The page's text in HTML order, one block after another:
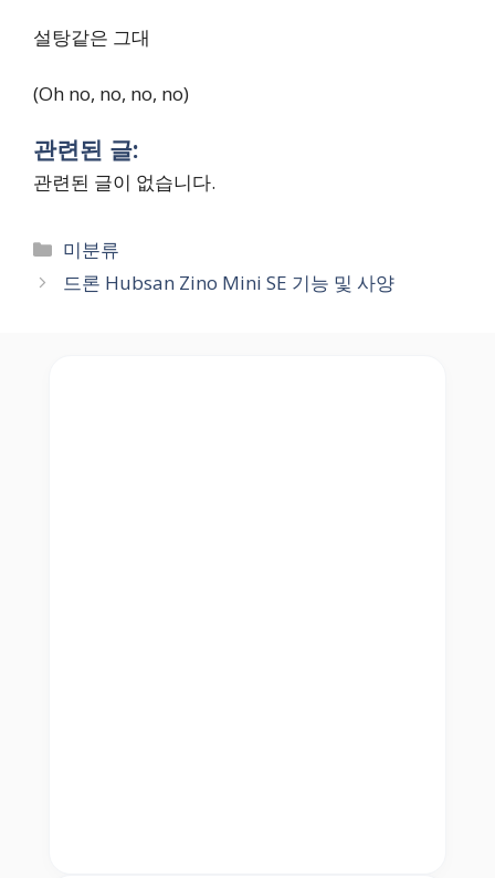
설탕같은 그대
(Oh no, no, no, no)
관련된 글:
관련된 글이 없습니다.
Categories
미분류
드론 Hubsan Zino Mini SE 기능 및 사양